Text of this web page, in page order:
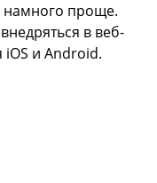
намного проще.
в веб-
iOS и Android.